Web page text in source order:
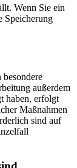
Wenn Sie ein
Speicherung
außerdem
haben, erfolgt
Maßnahmen
sind auf